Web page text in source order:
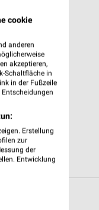
cookie
anderen
akzeptieren,
Schaltfläche in
in der Fußzeile
Entscheidungen
Erstellung
zur
der
Entwicklung